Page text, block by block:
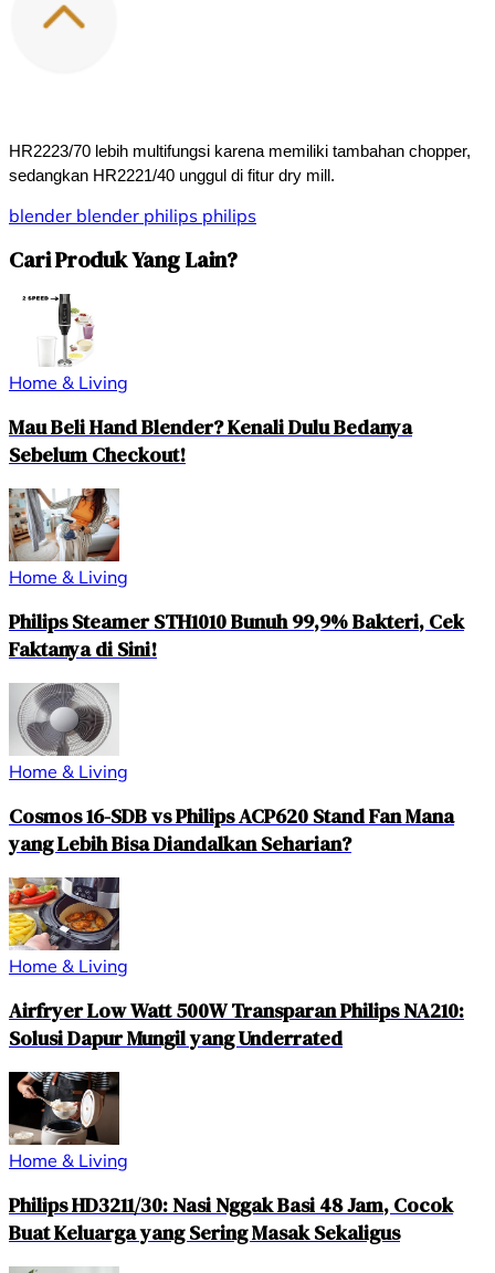
HR2223/70 lebih multifungsi karena memiliki tambahan chopper,
sedangkan HR2221/40 unggul di fitur dry mill.
blender blender philips philips
Cari Produk Yang Lain?
Home & Living
Mau Beli Hand Blender? Kenali Dulu Bedanya
Sebelum Checkout!
Home & Living
Philips Steamer STH1010 Bunuh 99,9% Bakteri, Cek
Faktanya di Sini!
Home & Living
Cosmos 16-SDB vs Philips ACP620 Stand Fan Mana
yang Lebih Bisa Diandalkan Seharian?
Home & Living
Airfryer Low Watt 500W Transparan Philips NA210:
Solusi Dapur Mungil yang Underrated
Home & Living
Philips HD3211/30: Nasi Nggak Basi 48 Jam, Cocok
Buat Keluarga yang Sering Masak Sekaligus